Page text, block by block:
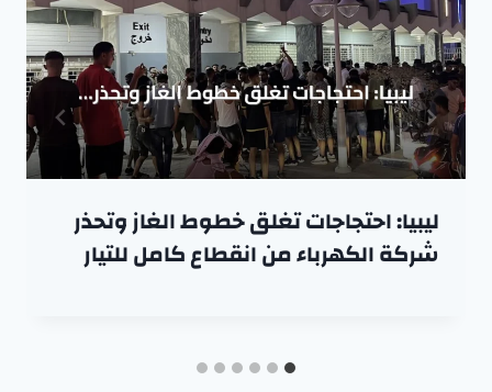
ليبيا: احتجاجات تغلق خطوط الغاز وتحذر
شركة الكهرباء من انقطاع كامل للتيار